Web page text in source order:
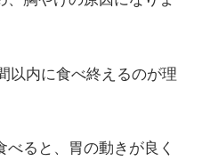
以内に食べ終えるのが理
ると、胃の動きが良く